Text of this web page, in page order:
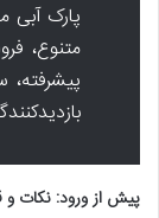
پارک آبی
متنوع،
پیش از ورود: نکات و